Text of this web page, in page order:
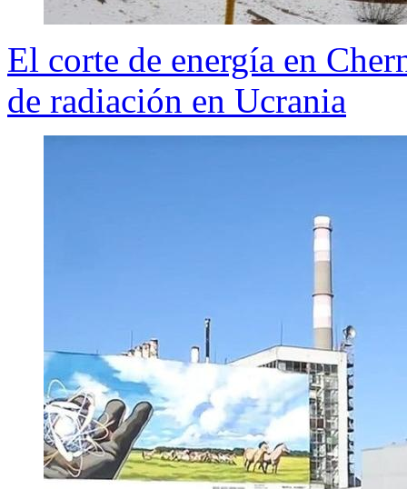
El corte de energía en
de radiación en Ucrania